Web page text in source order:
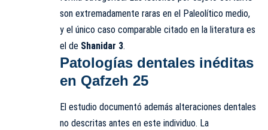
son extremadamente raras en el Paleolítico medio,
y el único caso comparable citado en la literatura es
el de Shanidar 3.
Patologías dentales inéditas
en Qafzeh 25
El estudio documentó además alteraciones dentales
no descritas antes en este individuo. La